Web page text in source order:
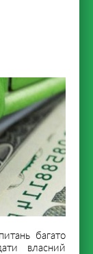
багато
власний